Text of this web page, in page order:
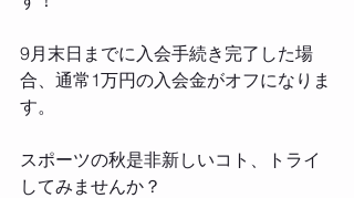
‪9月末日までに入会手続き完了した場
合、通常1万円の入会金がオフになりま
す‬。
‪スポーツの秋是非新しいコト、トライ
してみませんか？‬